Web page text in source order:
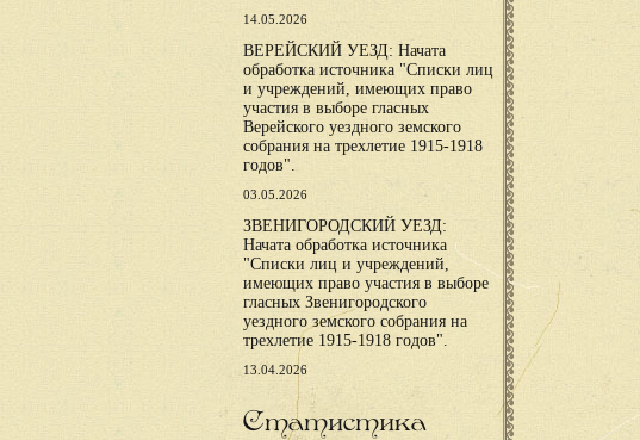
14.05.2026
ВЕРЕЙСКИЙ УЕЗД: Начата
обработка источника "Списки лиц
и учреждений, имеющих право
участия в выборе гласных
Верейского уездного земского
собрания на трехлетие 1915-1918
годов".
03.05.2026
ЗВЕНИГОРОДСКИЙ УЕЗД:
Начата обработка источника
"Списки лиц и учреждений,
имеющих право участия в выборе
гласных Звенигородского
уездного земского собрания на
трехлетие 1915-1918 годов".
13.04.2026
Статистика